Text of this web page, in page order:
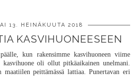
13. HEINÄKUUTA 2018
KASVIHUONEESEEN
kun rakensimme kasvihuoneen viime
kasvihuone oli ollut pitkäaikainen unelmani.
peittämässä lattiaa. Punertavan eri